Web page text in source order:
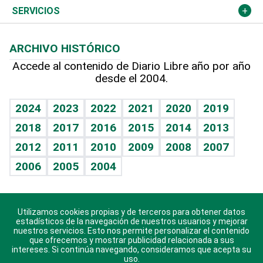
Resto del mundo
Economía personal
Podcast Arte Libre
Hablando con el pediatra
Vida y familia
Eñe
Celebrando la vida
Sin complejos
En pocas palabras
Escuchando al corazón
Economía Personal
Más deportes
Línea de hit
BRV
TBT Deportivo
El Espía
Columnistas
Más firmas
Cambio climático
Opinión
Hecho en casa
Guía del dinero
SERVICIOS
Cumpleaños
Horóscopos
Juegos
ARCHIVO HISTÓRICO
Accede al contenido de Diario Libre año por año
desde el 2004.
2024 2023 2022 2021 2020
2019
2018
2017 2016 2015 2014
2013
2012
2011 2010 2009 2008
2007
2006
2005 2004
Descarga nuestras aplicaciones para Android, iOS y
sistema Huawei.
Utilizamos cookies propias y de terceros para obtener datos
estadísticos de la navegación de nuestros usuarios y mejorar
nuestros servicios. Esto nos permite personalizar el contenido
que ofrecemos y mostrar publicidad relacionada a sus
intereses. Si continúa navegando, consideramos que acepta su
uso.